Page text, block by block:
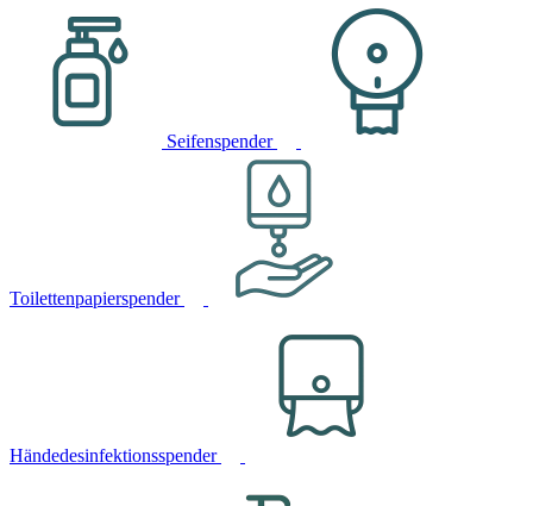
Seifenspender
Toilettenpapierspender
Händedesinfektionsspender